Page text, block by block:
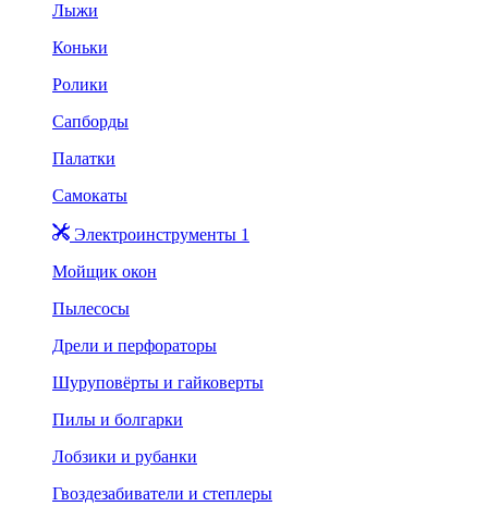
Лыжи
Коньки
Ролики
Сапборды
Палатки
Самокаты
Электроинструменты 1
Мойщик окон
Пылесосы
Дрели и перфораторы
Шуруповёрты и гайковерты
Пилы и болгарки
Лобзики и рубанки
Гвоздезабиватели и степлеры